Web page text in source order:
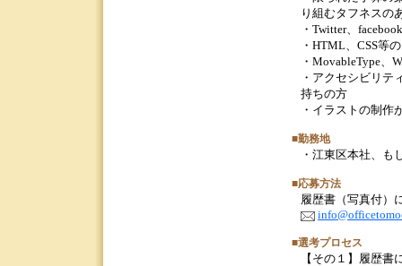
り組むタフネスの
・Twitter、
・HTML、CSS等
・MovableType、
・アクセシビリテ
持ちの方
・イラストの制作
■勤務地
・江東区本社、も
■応募方法
履歴書（写真付）
■選考プロセス
【その１】履歴